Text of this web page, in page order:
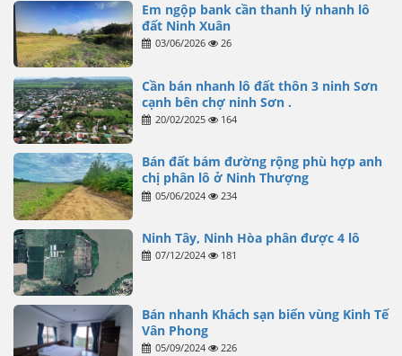
Em ngộp bank cần thanh lý nhanh lô
đất Ninh Xuân
03/06/2026 26
Cần bán nhanh lô đất thôn 3 ninh Sơn
cạnh bên chợ ninh Sơn .
20/02/2025 164
Bán đất bám đường rộng phù hợp anh
chị phân lô ở Ninh Thượng
05/06/2024 234
Ninh Tây, Ninh Hòa phân được 4 lô
07/12/2024 181
Bán nhanh Khách sạn biển vùng Kinh Tế
Vân Phong
05/09/2024 226